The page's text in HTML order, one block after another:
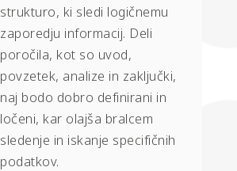
strukturo, ki sledi logičnemu
zaporedju informacij. Deli
poročila, kot so uvod,
povzetek, analize in zaključki,
naj bodo dobro definirani in
ločeni, kar olajša bralcem
sledenje in iskanje specifičnih
podatkov.